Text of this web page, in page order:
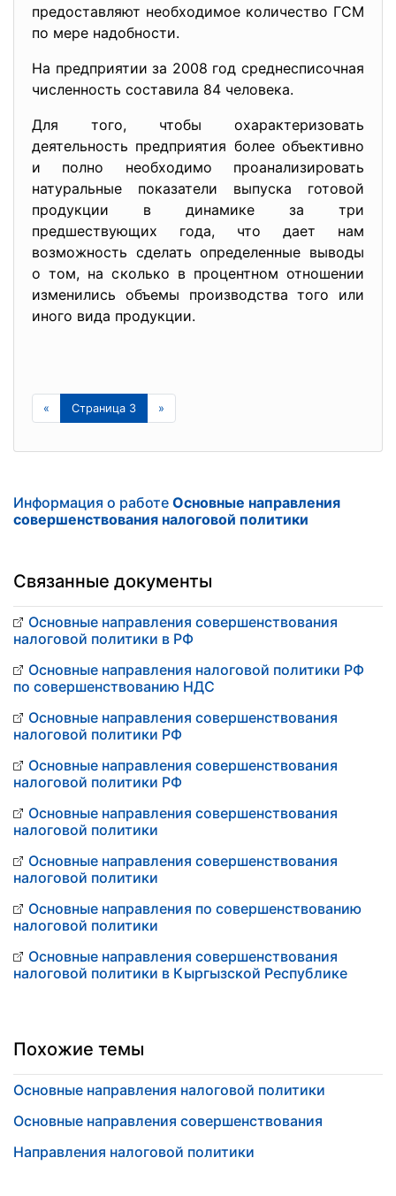
предоставляют необходимое количество ГСМ
по мере надобности.
На предприятии за 2008 год среднесписочная
численность составила 84 человека.
Для того, чтобы охарактеризовать
деятельность предприятия более объективно
и полно необходимо проанализировать
натуральные показатели выпуска готовой
продукции в динамике за три
предшествующих года, что дает нам
возможность сделать определенные выводы
о том, на сколько в процентном отношении
изменились объемы производства того или
иного вида продукции.
« Страница 3 »
Информация о работе Основные направления
совершенствования налоговой политики
Связанные документы
Основные направления совершенствования
налоговой политики в РФ
Основные направления налоговой политики РФ
по совершенствованию НДС
Основные направления совершенствования
налоговой политики РФ
Основные направления совершенствования
налоговой политики РФ
Основные направления совершенствования
налоговой политики
Основные направления совершенствования
налоговой политики
Основные направления по совершенствованию
налоговой политики
Основные направления совершенствования
налоговой политики в Кыргызской Республике
Похожие темы
Основные направления налоговой политики
Основные направления совершенствования
Направления налоговой политики